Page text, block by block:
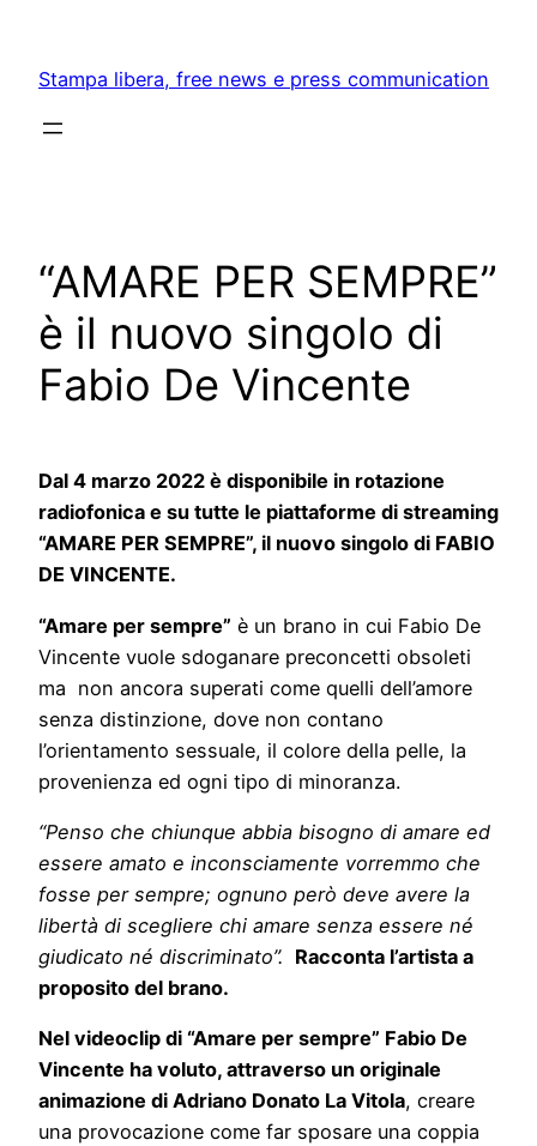
content
Stampa libera, free news e press communication
“AMARE PER SEMPRE”
è il nuovo singolo di
Fabio De Vincente
Dal 4 marzo 2022 è disponibile in rotazione
radiofonica e su tutte le piattaforme di streaming
“AMARE PER SEMPRE”, il nuovo singolo di FABIO
DE VINCENTE.
“Amare per sempre” è un brano in cui Fabio De
Vincente vuole sdoganare preconcetti obsoleti
ma non ancora superati come quelli dell’amore
senza distinzione, dove non contano
l’orientamento sessuale, il colore della pelle, la
provenienza ed ogni tipo di minoranza.
“Penso che chiunque abbia bisogno di amare ed
essere amato e inconsciamente vorremmo che
fosse per sempre; ognuno però deve avere la
libertà di scegliere chi amare senza essere né
giudicato né discriminato”. Racconta l’artista a
proposito del brano.
Nel videoclip di “Amare per sempre” Fabio De
Vincente ha voluto, attraverso un originale
animazione di Adriano Donato La Vitola, creare
una provocazione come far sposare una coppia